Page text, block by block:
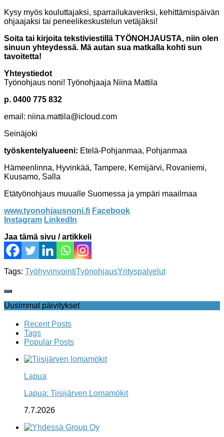
Kysy myös kouluttajaksi, sparrailukaveriksi, kehittämispäivän
ohjaajaksi tai peneelikeskustelun vetäjäksi!
Soita tai kirjoita tekstiviestillä TYÖNOHJAUSTA, niin olen
sinuun yhteydessä. Mä autan sua matkalla kohti sun
tavoitetta!
Yhteystiedot
Työnohjaus noni! Työnohjaaja Niina Mattila
p. 0400 775 832
email: niina.mattila@icloud.com
Seinäjoki
työskentelyalueeni: Etelä-Pohjanmaa, Pohjanmaa
Hämeenlinna, Hyvinkää, Tampere, Kemijärvi, Rovaniemi,
Kuusamo, Salla
Etätyönohjaus muualle Suomessa ja ympäri maailmaa
www.tyonohjausnoni.fi Facebook
Instagram LinkedIn
Jaa tämä sivu / artikkeli
Tags: TyöhyvinvointiTyönohjausYrityspalvelut
Uusimmat päivitykset
Recent Posts
Tags
Popular Posts
Lapua
Lapua: Tiisijärven Lomamökit
7.7.2026